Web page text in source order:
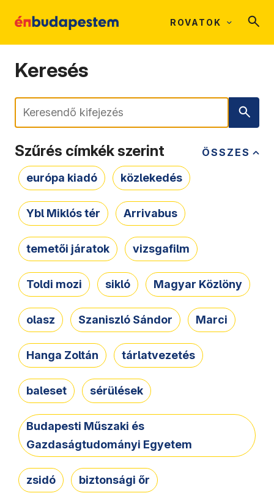
ROVATOK
Keresés
Keresés
ÖSSZES
Szűrés címkék szerint
európa kiadó közlekedés
Ybl Miklós tér Arrivabus
temetői járatok vizsgafilm
Toldi mozi sikló Magyar Közlöny
olasz Szaniszló Sándor Marci
Hanga Zoltán tárlatvezetés
baleset sérülések
Budapesti Műszaki és
Gazdaságtudományi Egyetem
zsidó biztonsági őr